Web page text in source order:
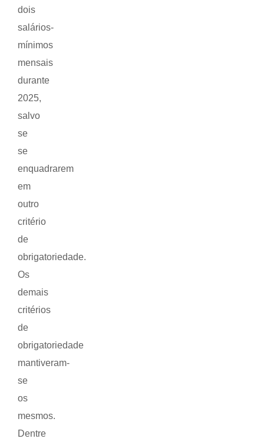
dois
salários-
mínimos
mensais
durante
2025,
salvo
se
se
enquadrarem
em
outro
critério
de
obrigatoriedade.
Os
demais
critérios
de
obrigatoriedade
mantiveram-
se
os
mesmos.
Dentre